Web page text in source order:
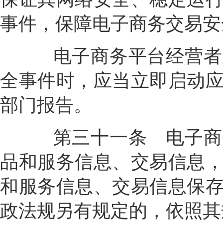
事件，保障电子商务交易
电子商务平台经营者
全事件时，应当立即启动
部门报告。
第三十一条 电子
品和服务信息、交易信息
和服务信息、交易信息保
政法规另有规定的，依照